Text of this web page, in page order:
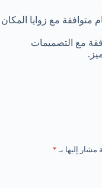
مع زوايا المكان
مع التصميمات
مشار إليها بـ *